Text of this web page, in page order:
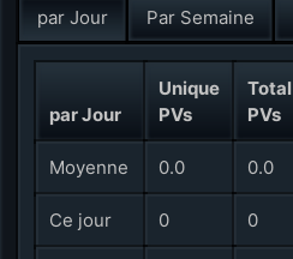
par Jour Par Semaine
par Jour
Unique
PVs
Total
PVs
Moyenne 0.0 0.0
Ce jour 0 0